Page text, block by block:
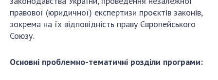
Підготовка наукових кадрів
Робота з молоддю
МІЖНАРОДНЕ СПІВРОБІТНИЦТВО
правової (юридичної) експертизи проєктів законів,
зокрема на їх відповідність праву Європейського
Союзу.
Основні проблемно-тематичні розділи програми: